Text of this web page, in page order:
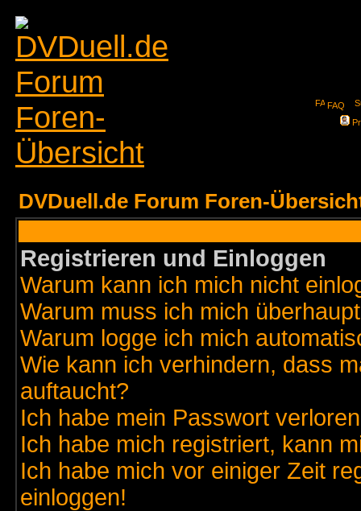
FAQ
DVDuell.de Forum Foren-
Registrieren und Einloggen
Warum kann ich mich nicht
Warum muss ich mich
Warum logge ich mich
Wie kann ich verhindern, dass
auftaucht?
Ich habe mein Passwort
Ich habe mich registriert, kann
Ich habe mich vor einiger Zeit
einloggen!